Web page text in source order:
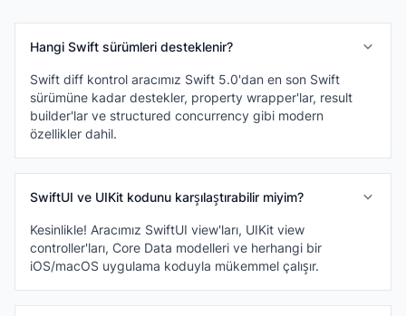
Hangi Swift sürümleri desteklenir?
Swift diff kontrol aracımız Swift 5.0'dan en son Swift
sürümüne kadar destekler, property wrapper'lar, result
builder'lar ve structured concurrency gibi modern
özellikler dahil.
SwiftUI ve UIKit kodunu karşılaştırabilir miyim?
Kesinlikle! Aracımız SwiftUI view'ları, UIKit view
controller'ları, Core Data modelleri ve herhangi bir
iOS/macOS uygulama koduyla mükemmel çalışır.